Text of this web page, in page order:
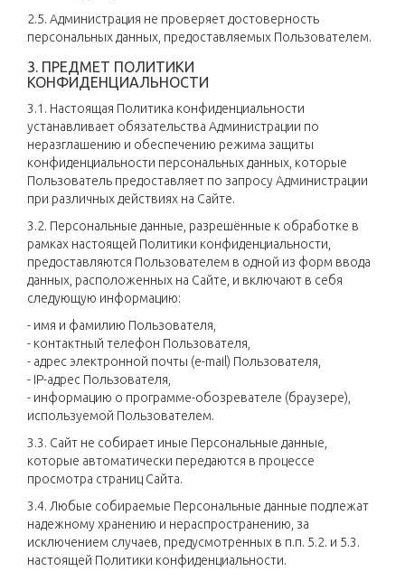
2.5. Администрация не проверяет достоверность
персональных данных, предоставляемых Пользователем.
3. ПРЕДМЕТ ПОЛИТИКИ
КОНФИДЕНЦИАЛЬНОСТИ
3.1. Настоящая Политика конфиденциальности
устанавливает обязательства Администрации по
неразглашению и обеспечению режима защиты
конфиденциальности персональных данных, которые
Пользователь предоставляет по запросу Администрации
при различных действиях на Сайте.
3.2. Персональные данные, разрешённые к обработке в
рамках настоящей Политики конфиденциальности,
предоставляются Пользователем в одной из форм ввода
данных, расположенных на Сайте, и включают в себя
следующую информацию:
- имя и фамилию Пользователя,
- контактный телефон Пользователя,
- адрес электронной почты (e-mail) Пользователя,
- IP-адрес Пользователя,
- информацию о программе-обозревателе (браузере),
используемой Пользователем.
3.3. Сайт не собирает иные Персональные данные,
которые автоматически передаются в процессе
просмотра страниц Сайта.
3.4. Любые собираемые Персональные данные подлежат
надежному хранению и нераспространению, за
исключением случаев, предусмотренных в п.п. 5.2. и 5.3.
настоящей Политики конфиденциальности.